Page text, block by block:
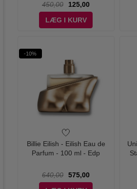
450,00
125,00
LÆG I KURV
-10%
Billie Eilish - Eilish Eau de
Parfum - 100 ml - Edp
640,00
575,00